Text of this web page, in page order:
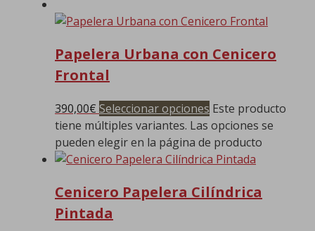
Papelera Urbana con Cenicero
Frontal
390,00€ Seleccionar opciones Este producto
tiene múltiples variantes. Las opciones se
pueden elegir en la página de producto
Cenicero Papelera Cilíndrica
Pintada